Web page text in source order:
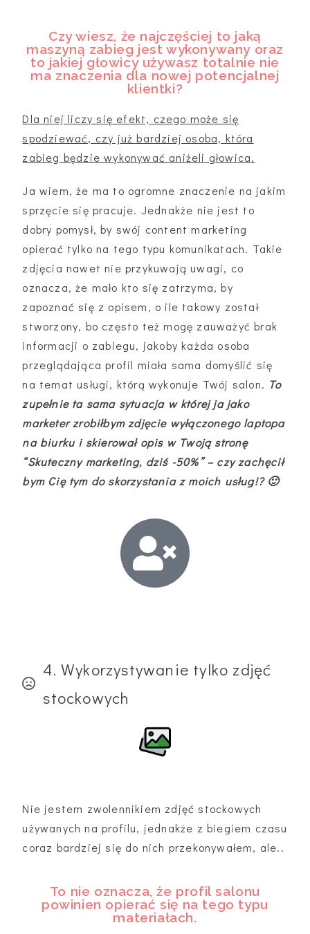
Czy wiesz, że najczęściej to jaką
maszyną zabieg jest wykonywany oraz
to jakiej głowicy używasz totalnie nie
ma znaczenia dla nowej potencjalnej
klientki?
Dla niej liczy się efekt, czego może się
spodziewać, czy już bardziej osoba, która
zabieg będzie wykonywać aniżeli głowica.
Ja wiem, że ma to ogromne znaczenie na jakim
sprzęcie się pracuje. Jednakże nie jest to
dobry pomysł, by swój content marketing
opierać tylko na tego typu komunikatach. Takie
zdjęcia nawet nie przykuwają uwagi, co
oznacza, że mało kto się zatrzyma, by
zapoznać się z opisem, o ile takowy został
stworzony, bo często też mogę zauważyć brak
informacji o zabiegu, jakoby każda osoba
przeglądająca profil miała sama domyślić się
na temat usługi, którą wykonuje Twój salon. To
zupełnie ta sama sytuacja w której ja jako
marketer zrobiłbym zdjęcie wyłączonego laptopa
na biurku i skierował opis w Twoją stronę
“Skuteczny marketing, dziś -50%” – czy zachęcił
bym Cię tym do skorzystania z moich usług!? 🙂
4. Wykorzystywanie tylko zdjęć
stockowych
Nie jestem zwolennikiem zdjęć stockowych
używanych na profilu, jednakże z biegiem czasu
coraz bardziej się do nich przekonywałem, ale..
To nie oznacza, że profil salonu
powinien opierać się na tego typu
materiałach.